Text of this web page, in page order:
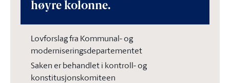
høyre kolonne.
Lovforslag fra Kommunal- og
moderniseringsdepartementet
Saken er behandlet i kontroll- og
konstitusjonskomiteen